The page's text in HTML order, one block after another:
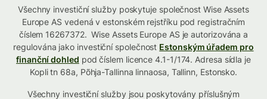
Všechny investiční služby poskytuje společnost Wise Assets
Europe AS vedená v estonském rejstříku pod registračním
číslem 16267372. Wise Assets Europe AS je autorizována a
regulována jako investiční společnost Estonským úřadem pro
finanční dohled pod číslem licence 4.1-1/174. Adresa sídla je
Kopli tn 68a, Põhja-Tallinna linnaosa, Tallinn, Estonsko.
Všechny investiční služby jsou poskytovány příslušným